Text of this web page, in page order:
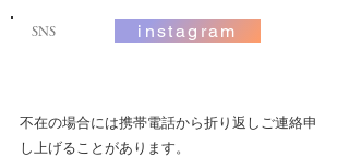
SNS instagram
不在の場合には携帯電話から折り返しご連絡申
し上げることがあります。